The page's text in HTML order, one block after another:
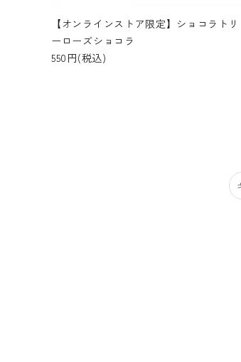
【オンラインストア限定】ショコラトリ
ーローズショコラ
550円(税込)